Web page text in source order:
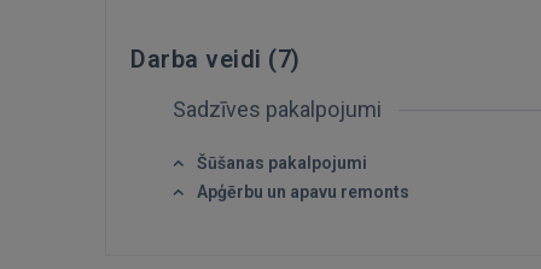
Darba veidi (7)
Sadzīves pakalpojumi
Šūšanas pakalpojumi
Apģērbu un apavu remonts